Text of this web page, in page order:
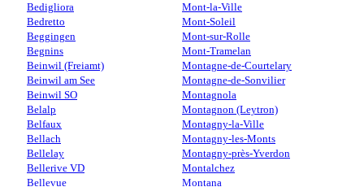
Bedigliora
Bedretto
Beggingen
Begnins
Beinwil (Freiamt)
Beinwil am See
Beinwil SO
Belalp
Belfaux
Bellach
Bellelay
Bellerive VD
Bellevue
Mont-la-Ville
Mont-Soleil
Mont-sur-Rolle
Mont-Tramelan
Montagne-de-Courtelary
Montagne-de-Sonvilier
Montagnola
Montagnon (Leytron)
Montagny-la-Ville
Montagny-les-Monts
Montagny-près-Yverdon
Montalchez
Montana